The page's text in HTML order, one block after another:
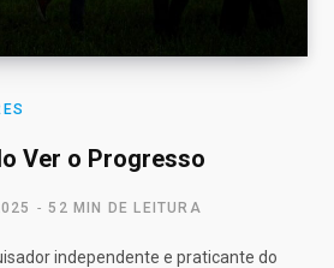
Ver o Progresso
52 MIN DE LEITURA
independente e praticante do